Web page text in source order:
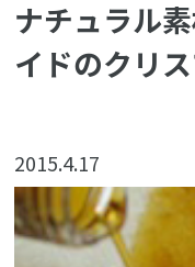
ナチュラル
イドのクリ
2015.4.17